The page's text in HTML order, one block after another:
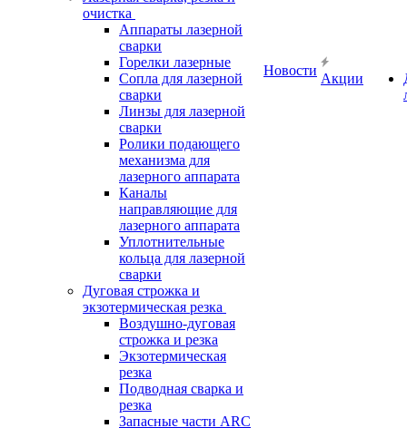
очистка
Аппараты лазерной
сварки
Горелки лазерные
Сопла для лазерной
сварки
Линзы для лазерной
сварки
Ролики подающего
механизма для
лазерного аппарата
Каналы
направляющие для
лазерного аппарата
Уплотнительные
кольца для лазерной
сварки
Дуговая строжка и
экзотермическая резка
Воздушно-дуговая
строжка и резка
Экзотермическая
резка
Подводная сварка и
резка
Запасные части ARC
Новости
Акции